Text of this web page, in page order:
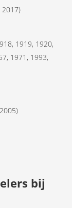
2017)
1919, 1920,
1971, 1993,
bij